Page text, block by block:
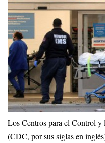
Los Centros para el Control y
(CDC, por sus siglas en